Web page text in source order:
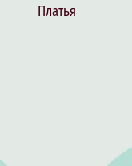
Платья